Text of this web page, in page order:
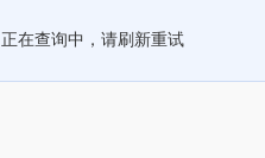
正在查询中，请刷新重试